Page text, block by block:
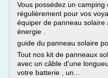
Vous possédez un
régulièrement pour vos
équiper de panneau solaire
énergie .
guide du panneau solaire
Tout nos kit de panneaux
avec un câble d'une
votre batterie , un...